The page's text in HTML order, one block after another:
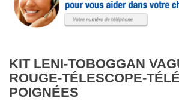
KIT LENI-TOBOGGAN
ROUGE-TÉLESCOPE-
POIGNÉES